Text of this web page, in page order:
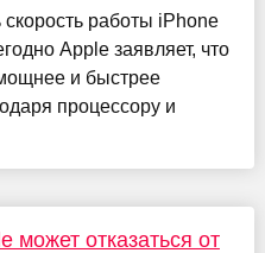
работы iPhone
Apple заявляет, что
и быстрее
процессору и
отказаться от